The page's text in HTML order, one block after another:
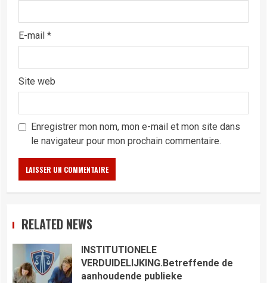
E-mail *
Site web
Enregistrer mon nom, mon e-mail et mon site dans
le navigateur pour mon prochain commentaire.
RELATED NEWS
INSTITUTIONELE
VERDUIDELIJKING.Betreffende de
aanhoudende publieke